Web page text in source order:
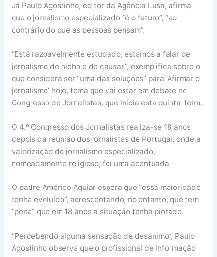
Já Paulo Agostinho, editor da Agência Lusa, afirma
que o jornalismo especializado “é o futuro”, “ao
contrário do que as pessoas pensam”.
“Está razoavelmente estudado, estamos a falar de
jornalismo de nicho e de causas”, exemplifica sobre o
que considera ser “uma das soluções” para ‘Afirmar o
jornalismo’ hoje, tema que vai estar em debate no
Congresso de Jornalistas, que inicia esta quinta-feira.
O 4.º Congresso dos Jornalistas realiza-se 18 anos
depois da reunião dos jornalistas de Portugal, onde a
valorização do jornalismo especializado,
nomeadamente religioso, foi uma acentuada.
O padre Américo Aguiar espera que “essa maioridade
tenha evoluído”, acrescentando, no entanto, que tem
“pena” que em 18 anos a situação tenha piorado.
“Percebendo alguma sensação de desanimo”, Paulo
Agostinho observa que o profissional de informação